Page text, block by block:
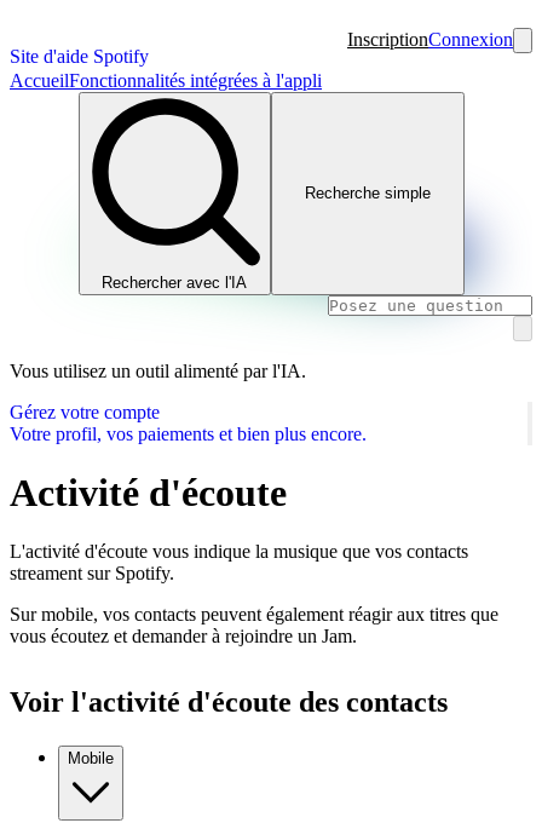
Site d'aide Spotify
InscriptionConnexion
AccueilFonctionnalités intégrées à l'appli
Rechercher avec l'IA
Recherche simple
Vous utilisez un outil alimenté par l'IA.
Gérez votre compte
Votre profil, vos paiements et bien plus encore.
Activité d'écoute
L'activité d'écoute vous indique la musique que vos contacts
streament sur Spotify.
Sur mobile, vos contacts peuvent également réagir aux titres que
vous écoutez et demander à rejoindre un Jam.
Voir l'activité d'écoute des contacts
Mobile